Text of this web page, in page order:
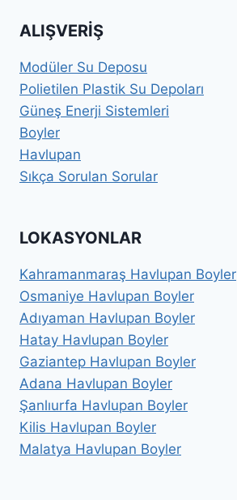
ALIŞVERIŞ
Modüler Su Deposu
Polietilen Plastik Su Depoları
Güneş Enerji Sistemleri
Boyler
Havlupan
Sıkça Sorulan Sorular
LOKASYONLAR
Kahramanmaraş Havlupan Boyler
Osmaniye Havlupan Boyler
Adıyaman Havlupan Boyler
Hatay Havlupan Boyler
Gaziantep Havlupan Boyler
Adana Havlupan Boyler
Şanlıurfa Havlupan Boyler
Kilis Havlupan Boyler
Malatya Havlupan Boyler